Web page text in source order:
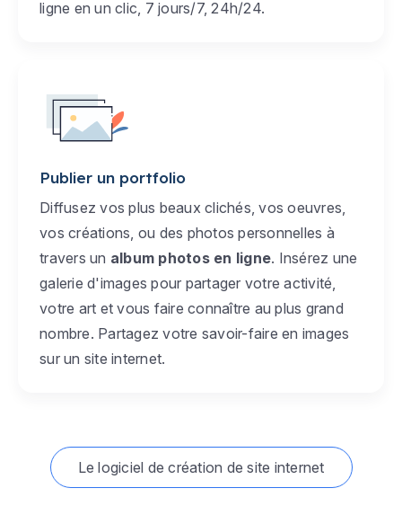
ligne en un clic, 7 jours/7, 24h/24.
Publier un portfolio
Diffusez vos plus beaux clichés, vos oeuvres,
vos créations, ou des photos personnelles à
travers un album photos en ligne. Insérez une
galerie d'images pour partager votre activité,
votre art et vous faire connaître au plus grand
nombre. Partagez votre savoir-faire en images
sur un site internet.
Le logiciel de création de site internet